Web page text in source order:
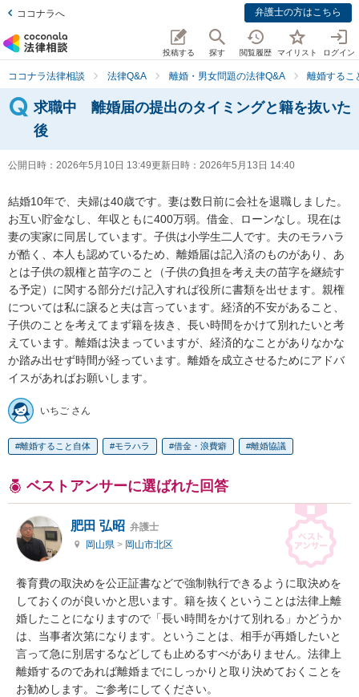
ココナラへ 弁護士の方はこちら
投稿する 探す 閲覧履歴 マイリスト ログイン
ココナラ法律相談 法律Q&A 離婚・男女問題の法律Q&A 離婚するこ
求職中 離婚届の提出のタイミングと籍を抜いた
後
公開日時： 2026年5月10日 13:49更新日時： 2026年5月13日 14:40
結婚10年で、夫婦は40歳です。妻は数日前に会社を退職しました。
お互い貯金なし、年収ともに400万弱。借金、ローンなし。現在は
妻の実家に同居しています。子供は小学生二人です。夫のモラハラ
が酷く、本人も認めているため、離婚届は記入済のものがあり、あ
とは子供の親権と苗字のこと（子供の負担を考え夫の苗字を継続す
る予定）に関する部分だけ記入すれば役所に書類を出せます。親権
については私に譲ると夫は言っています。経済的不安があること、
子供のことを考えてまず籍を抜き、長い時間をかけて別れたいと考
えています。離婚は決まっていますが、経済的なことがありなかな
か踏み出せず時間が経っています。離婚を成立させるためにアドバ
イスがあればお願いします。
いちご さん
離婚すること自体 モラハラ 借金・浪費癖 離婚協議
ベストアンサーに選ばれた回答
肥田 弘昭 弁護士
岡山県 > 岡山市北区
養育費の取決めを公正証書などで強制執行できるように取決めを
しておくのが良いかと思います。籍を抜くということは法律上離
婚したことになりますので「長い時間をかけて別れる」かどうか
は、当事者次第になります。ということは、相手が再婚したいと
言って急に別居するなどしても止めるすべがありません。法律上
離婚するのであれば離婚までにしっかりと取り決めておくことを
お勧めします。ご参考にしてください。